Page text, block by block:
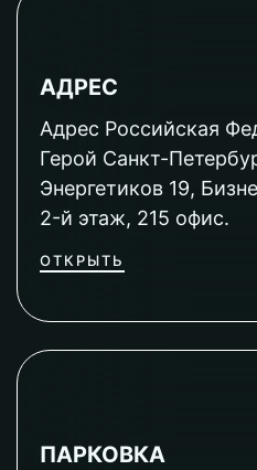
АДРЕС
Адрес Российская
Герой Санкт-
Энергетиков 19,
2-й этаж, 215 офис.
ОТКРЫТЬ
ПАРКОВКА